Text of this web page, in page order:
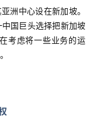
洲中心设在新加坡。
国巨头选择把新加坡
考虑将一些业务的运